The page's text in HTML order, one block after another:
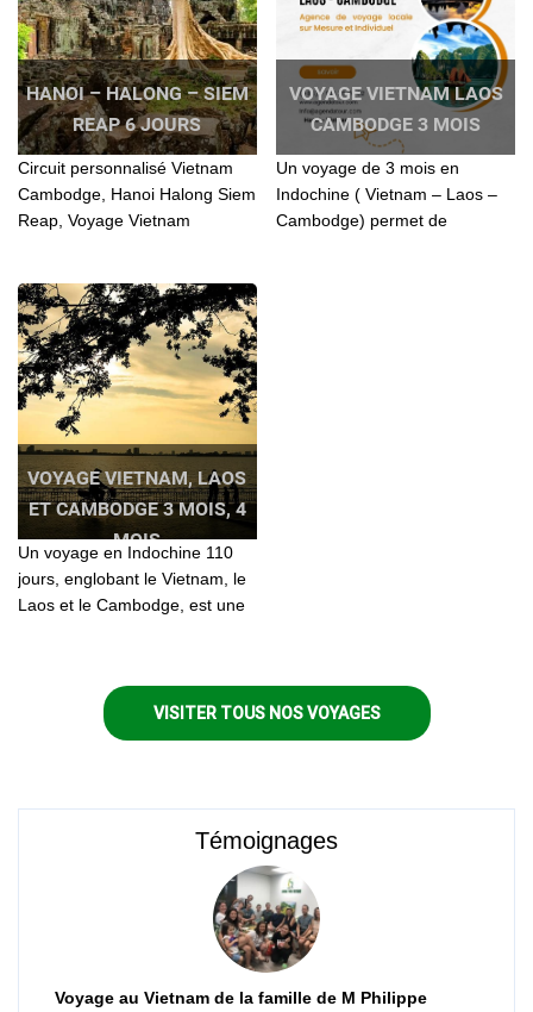
HANOI – HALONG – SIEM
REAP 6 JOURS
Circuit personnalisé Vietnam
Cambodge, Hanoi Halong Siem
Reap, Voyage Vietnam
Vietnam Cambodge pas cher
VOYAGE VIETNAM LAOS
CAMBODGE 3 MOIS
Un voyage de 3 mois en
Indochine ( Vietnam – Laos –
Cambodge) permet de
VOYAGE VIETNAM, LAOS
ET CAMBODGE 3 MOIS, 4
MOIS
Un voyage en Indochine 110
jours, englobant le Vietnam, le
Laos et le Cambodge, est une
anciennes, de paysages
époustouflants et d'histoiresVISITER TOUS NOS VOYAGES
Témoignages
Voyage au Vietnam de la famille de M Philippe